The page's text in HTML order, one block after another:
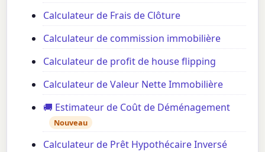
Calculateur de Frais de Clôture
Calculateur de commission immobilière
Calculateur de profit de house flipping
Calculateur de Valeur Nette Immobilière
🚚 Estimateur de Coût de Déménagement
Nouveau
Calculateur de Prêt Hypothécaire Inversé